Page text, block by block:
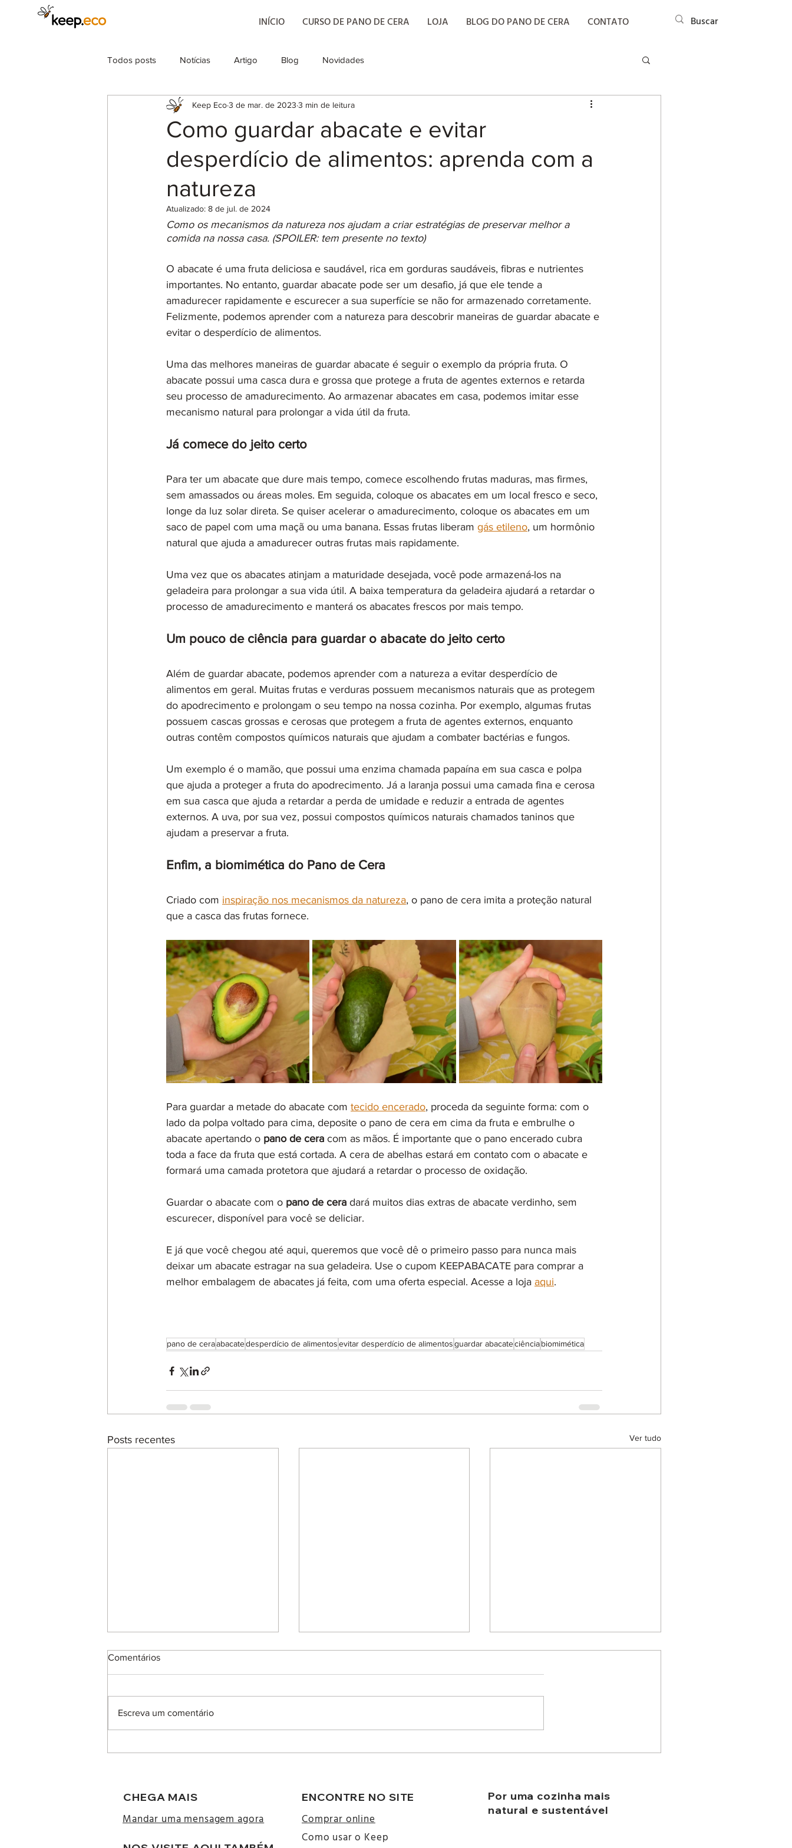
INÍCIO CURSO DE PANO DE CERA LOJA BLOG DO PANO DE CERA CONTATO
Todos posts Notícias Artigo Blog Novidades
Como guardar abacate e evitar
desperdício de alimentos: aprenda com a
natureza
Keep Eco3 de mar. de 2023 3 min de leitura
Atualizado: 8 de jul. de 2024
Como os mecanismos da natureza nos ajudam a criar estratégias de preservar melhor a
comida na nossa casa. (SPOILER: tem presente no texto)
O abacate é uma fruta deliciosa e saudável, rica em gorduras saudáveis, fibras e nutrientes
importantes. No entanto, guardar abacate pode ser um desafio, já que ele tende a
amadurecer rapidamente e escurecer a sua superfície se não for armazenado corretamente.
Felizmente, podemos aprender com a natureza para descobrir maneiras de guardar abacate e
evitar o desperdício de alimentos.
Uma das melhores maneiras de guardar abacate é seguir o exemplo da própria fruta. O
abacate possui uma casca dura e grossa que protege a fruta de agentes externos e retarda
seu processo de amadurecimento. Ao armazenar abacates em casa, podemos imitar esse
mecanismo natural para prolongar a vida útil da fruta.
Já comece do jeito certo
Para ter um abacate que dure mais tempo, comece escolhendo frutas maduras, mas firmes,
sem amassados ou áreas moles. Em seguida, coloque os abacates em um local fresco e seco,
longe da luz solar direta. Se quiser acelerar o amadurecimento, coloque os abacates em um
saco de papel com uma maçã ou uma banana. Essas frutas liberam gás etileno, um hormônio
natural que ajuda a amadurecer outras frutas mais rapidamente.
Uma vez que os abacates atinjam a maturidade desejada, você pode armazená-los na
geladeira para prolongar a sua vida útil. A baixa temperatura da geladeira ajudará a retardar o
processo de amadurecimento e manterá os abacates frescos por mais tempo.
Um pouco de ciência para guardar o abacate do jeito certo
Além de guardar abacate, podemos aprender com a natureza a evitar desperdício de
alimentos em geral. Muitas frutas e verduras possuem mecanismos naturais que as protegem
do apodrecimento e prolongam o seu tempo na nossa cozinha. Por exemplo, algumas frutas
possuem cascas grossas e cerosas que protegem a fruta de agentes externos, enquanto
outras contêm compostos químicos naturais que ajudam a combater bactérias e fungos.
Um exemplo é o mamão, que possui uma enzima chamada papaína em sua casca e polpa
que ajuda a proteger a fruta do apodrecimento. Já a laranja possui uma camada fina e cerosa
em sua casca que ajuda a retardar a perda de umidade e reduzir a entrada de agentes
externos. A uva, por sua vez, possui compostos químicos naturais chamados taninos que
ajudam a preservar a fruta.
Enfim, a biomimética do Pano de Cera
Criado com inspiração nos mecanismos da natureza, o pano de cera imita a proteção natural
que a casca das frutas fornece.
Para guardar a metade do abacate com tecido encerado, proceda da seguinte forma: com o
lado da polpa voltado para cima, deposite o pano de cera em cima da fruta e embrulhe o
abacate apertando o pano de cera com as mãos. É importante que o pano encerado cubra
toda a face da fruta que está cortada. A cera de abelhas estará em contato com o abacate e
formará uma camada protetora que ajudará a retardar o processo de oxidação.
Guardar o abacate com o pano de cera dará muitos dias extras de abacate verdinho, sem
escurecer, disponível para você se deliciar.
E já que você chegou até aqui, queremos que você dê o primeiro passo para nunca mais
deixar um abacate estragar na sua geladeira. Use o cupom KEEPABACATE para comprar a
melhor embalagem de abacates já feita, com uma oferta especial. Acesse a loja aqui.
pano de ceraabacatedesperdício de alimentosevitar desperdício de alimentosguardar abacateciênciabiomimética
Posts recentes Ver tudo
Comentários
Escreva um comentário
ENCONTRE NO SITE
Comprar online
Como usar o Keep
CHEGA MAIS
Mandar uma mensagem agora
Por uma cozinha mais
natural e sustentável